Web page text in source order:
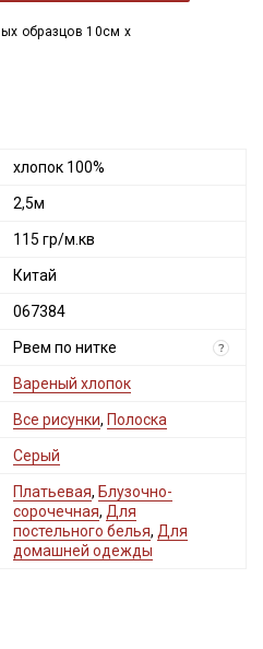
образцов 10см x
хлопок 100%
2,5м
115 гр/м.кв
Китай
067384
Рвем по нитке ?
Вареный хлопок
Все рисунки, Полоска
Серый
Платьевая, Блузочно-
сорочечная, Для
постельного белья, Для
домашней одежды